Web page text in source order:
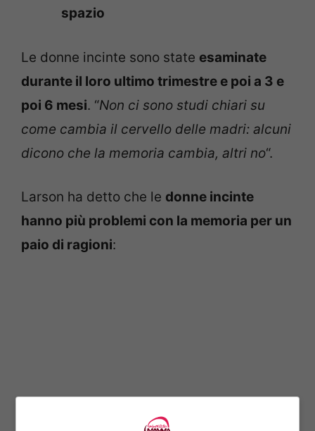
spazio
Le donne incinte sono state esaminate
durante il loro ultimo trimestre e poi a 3 e
poi 6 mesi. “Non ci sono studi chiari su
come cambia il cervello delle madri: alcuni
dicono che la memoria cambia, altri no“.
Larson ha detto che le donne incinte
hanno più problemi con la memoria per un
paio di ragioni: